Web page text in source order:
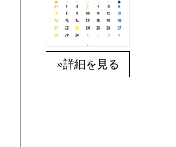
»詳細を見る